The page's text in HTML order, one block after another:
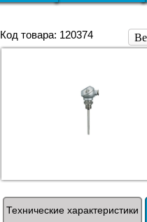
Код товара: 120374
Технические характеристики